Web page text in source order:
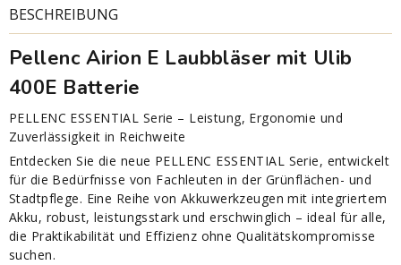
BESCHREIBUNG
Pellenc Airion E Laubbläser mit Ulib
400E Batterie
PELLENC ESSENTIAL Serie – Leistung, Ergonomie und
Zuverlässigkeit in Reichweite
Entdecken Sie die neue PELLENC ESSENTIAL Serie, entwickelt
für die Bedürfnisse von Fachleuten in der Grünflächen- und
Stadtpflege. Eine Reihe von Akkuwerkzeugen mit integriertem
Akku, robust, leistungsstark und erschwinglich – ideal für alle,
die Praktikabilität und Effizienz ohne Qualitätskompromisse
suchen.